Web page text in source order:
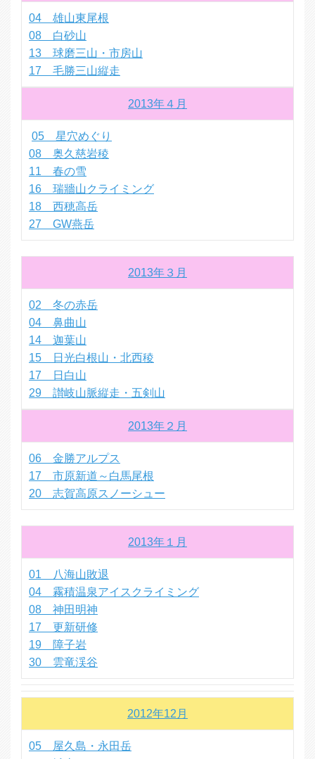
04 雄山東尾根
08 白砂山
13 球磨三山・市房山
17 毛勝三山縦走
2013年４月
05 星穴めぐり
08 奥久慈岩稜
11 春の雪
16 瑞牆山クライミング
18 西穂高岳
27 GW燕岳
2013年３月
02 冬の赤岳
04 鼻曲山
14 迦葉山
15 日光白根山・北西稜
17 日白山
29 讃岐山脈縦走・五剣山
2013年２月
06 金勝アルプス
17 市原新道～白馬尾根
20 志賀高原スノーシュー
2013年１月
01 八海山敗退
04 霧積温泉アイスクライミング
08 神田明神
17 更新研修
19 障子岩
30 雲竜渓谷
2012年12月
05 屋久島・永田岳